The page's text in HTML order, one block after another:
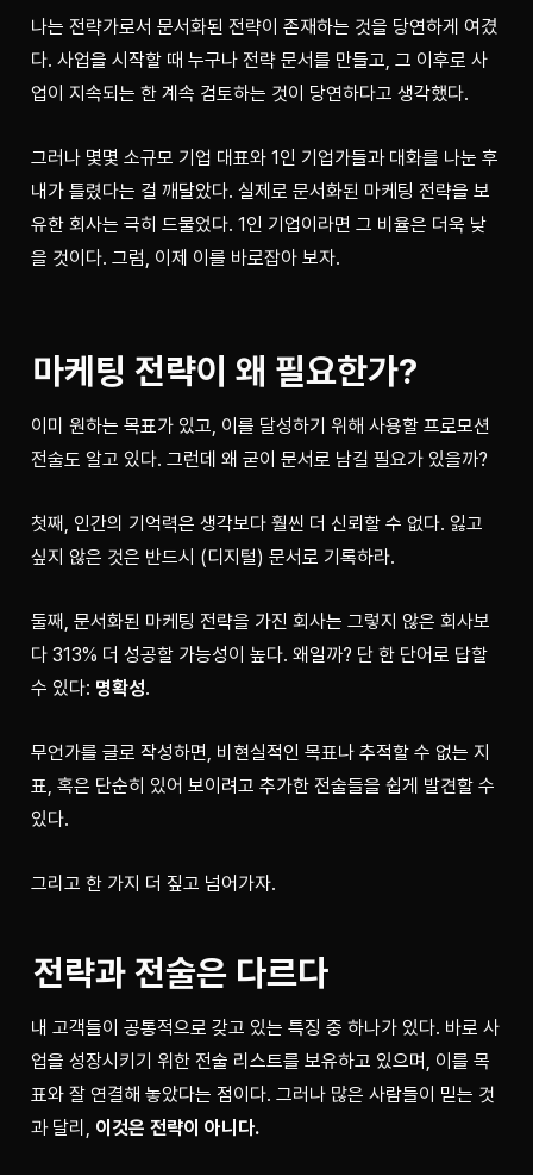
나는 전략가로서 문서화된 전략이 존재하는 것을 당연하게 여겼
다. 사업을 시작할 때 누구나 전략 문서를 만들고, 그 이후로 사
업이 지속되는 한 계속 검토하는 것이 당연하다고 생각했다.
그러나 몇몇 소규모 기업 대표와 1인 기업가들과 대화를 나눈 후
내가 틀렸다는 걸 깨달았다. 실제로 문서화된 마케팅 전략을 보
유한 회사는 극히 드물었다. 1인 기업이라면 그 비율은 더욱 낮
을 것이다. 그럼, 이제 이를 바로잡아 보자.
마케팅 전략이 왜 필요한가?
이미 원하는 목표가 있고, 이를 달성하기 위해 사용할 프로모션
전술도 알고 있다. 그런데 왜 굳이 문서로 남길 필요가 있을까?
첫째, 인간의 기억력은 생각보다 훨씬 더 신뢰할 수 없다. 잃고
싶지 않은 것은 반드시 (디지털) 문서로 기록하라.
둘째, 문서화된 마케팅 전략을 가진 회사는 그렇지 않은 회사보
다 313% 더 성공할 가능성이 높다. 왜일까? 단 한 단어로 답할
수 있다: 명확성.
무언가를 글로 작성하면, 비현실적인 목표나 추적할 수 없는 지
표, 혹은 단순히 있어 보이려고 추가한 전술들을 쉽게 발견할 수
있다.
그리고 한 가지 더 짚고 넘어가자.
전략과 전술은 다르다
내 고객들이 공통적으로 갖고 있는 특징 중 하나가 있다. 바로 사
업을 성장시키기 위한 전술 리스트를 보유하고 있으며, 이를 목
표와 잘 연결해 놓았다는 점이다. 그러나 많은 사람들이 믿는 것
과 달리, 이것은 전략이 아니다.